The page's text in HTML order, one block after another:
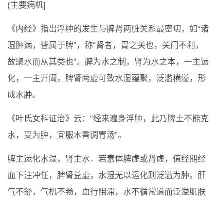
(主要病机]
《内经》指出浮肿的发生与脾肾两脏关系最密切，如“诸
湿肿满，皆属于脾”，称“肾者，胃之关也，关门不利，
故聚水而从其类也”。脾为水之制，肾为水之本，一主运
化，一主开阖，脾肾两虚可致水湿蕴聚，泛滥横溢，形
成水肿。
《叶氏女科证治》云：“经来遍身浮肿，此乃脾土不能克
水，变为肿，宜服木香调胃汤”。
脾主运化水湿，肾主水．若素体脾虚或肾虚，值经期经
血下注冲任，脾肾益虚，水湿无以运化则泛溢为肿。肝
气不舒，气机不畅，血行阻滞，水不循常道而泛溢肌肤